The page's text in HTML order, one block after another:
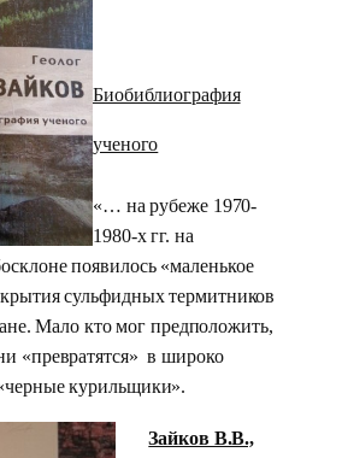
Биобиблиография
ученого
«… на рубеже 1970-
1980-х гг. на
появилось «маленькое
сульфидных термитников
Мало кто мог предположить,
«превратятся» в широко
курильщики».
Зайков В.В.,